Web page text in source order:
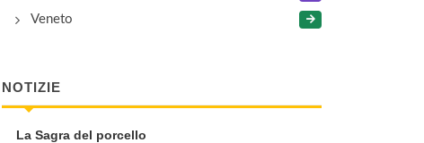
Veneto
NOTIZIE
La Sagra del porcello